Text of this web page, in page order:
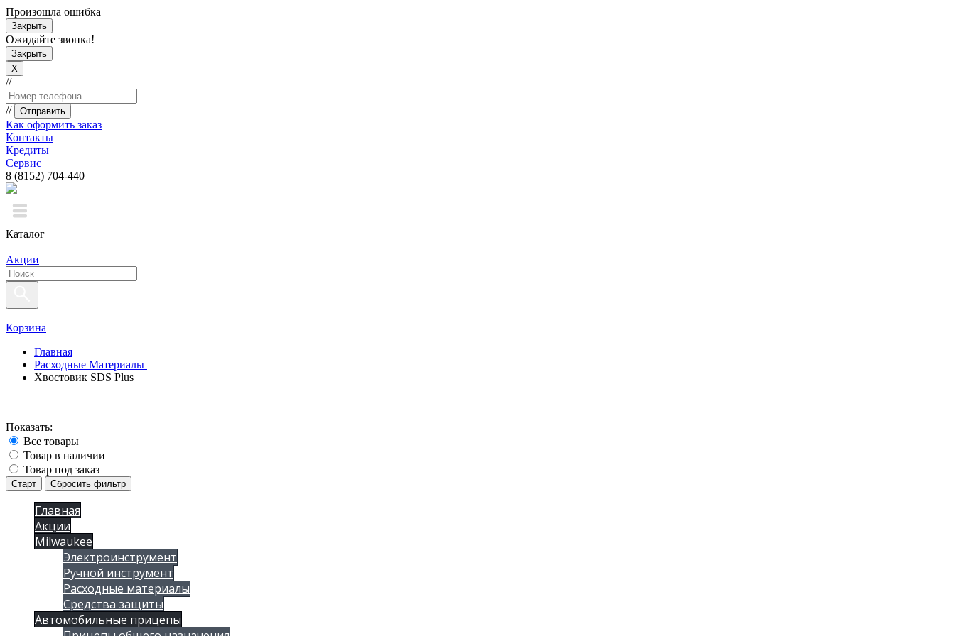
Произошла ошибка
Закрыть
Ожидайте звонка!
Закрыть
X
//
// Отправить
Как оформить заказ
Контакты
Кредиты
Сервис
8 (8152) 704-440
Каталог
Акции
Корзина
Главная
Расходные Материалы
Хвостовик SDS Plus
Показать:
Все товары
Товар в наличии
Товар под заказ
Старт Сбросить фильтр
Главная
Акции
Milwaukee
Электроинструмент
Ручной инструмент
Расходные материалы
Средства защиты
Автомобильные прицепы